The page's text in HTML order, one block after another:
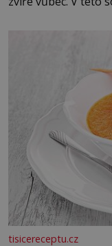
tisicereceptu.cz